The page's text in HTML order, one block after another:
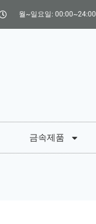
월~일요일: 00:00~24:00
금속제품